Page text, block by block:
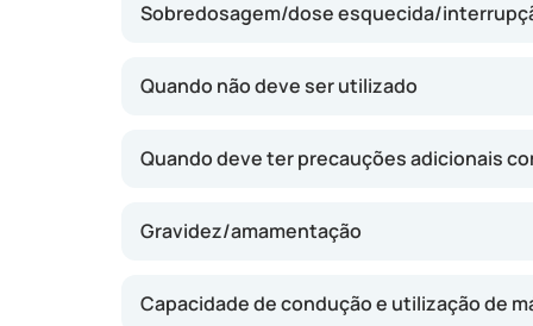
Zithromax é que normalmente só necessita
utilização simples e prática. O efeito
Sobredosagem/dose esquecida/
Quando não deve ser utilizado
Quando deve ter precauções adicionais
Gravidez/amamentação
Capacidade de condução e utilização de